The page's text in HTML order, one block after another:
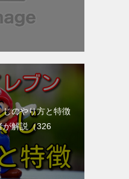
じのやり方と特徴
が解説（326